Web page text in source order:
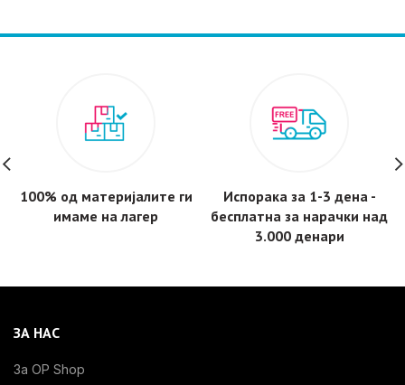
100% од материјалите ги
имаме на лагер
Испорака за 1-3 дена -
бесплатнa за нарачки над
3.000 денари
ЗА НАС
За OP Shop